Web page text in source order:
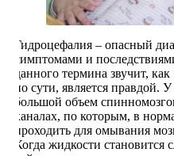
Гидроцефалия – опасный
симптомами и
данного термина звучит,
по сути, является правдой.
большой объем
каналах, по которым, в
проходить для омывания
Когда жидкости